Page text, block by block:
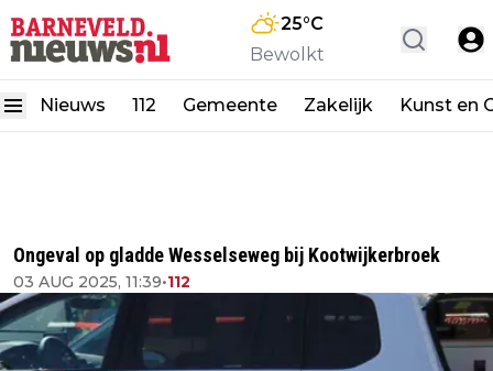
25°C
Bewolkt
Nieuws 112 Gemeente Zakelijk Kunst en
Ongeval op gladde Wesselseweg bij Kootwijkerbroek
03 AUG 2025, 11:39•112